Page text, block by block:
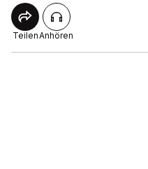
TeilenAnhören